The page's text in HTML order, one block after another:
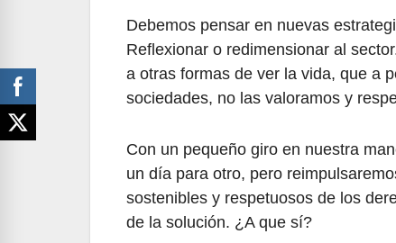
Debemos pensar en nuevas
Reflexionar o redimensionar al
a otras formas de ver la vida, que a
sociedades, no las valoramos y
Con un pequeño giro en nuestra
un día para otro, pero
sostenibles y respetuosos de los
de la solución. ¿A que sí?